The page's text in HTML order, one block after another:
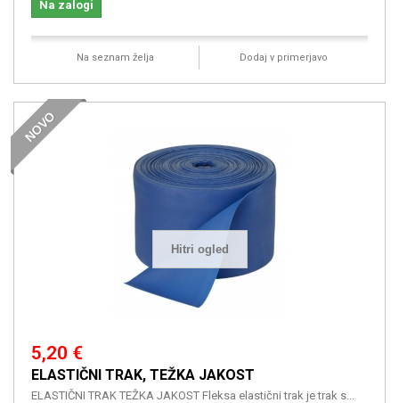
Na zalogi
Na seznam želja Dodaj v primerjavo
Hitri ogled
NOVO
5,20 €
ELASTIČNI TRAK, TEŽKA JAKOST
ELASTIČNI TRAK TEŽKA JAKOST Fleksa elastični trak je trak s...